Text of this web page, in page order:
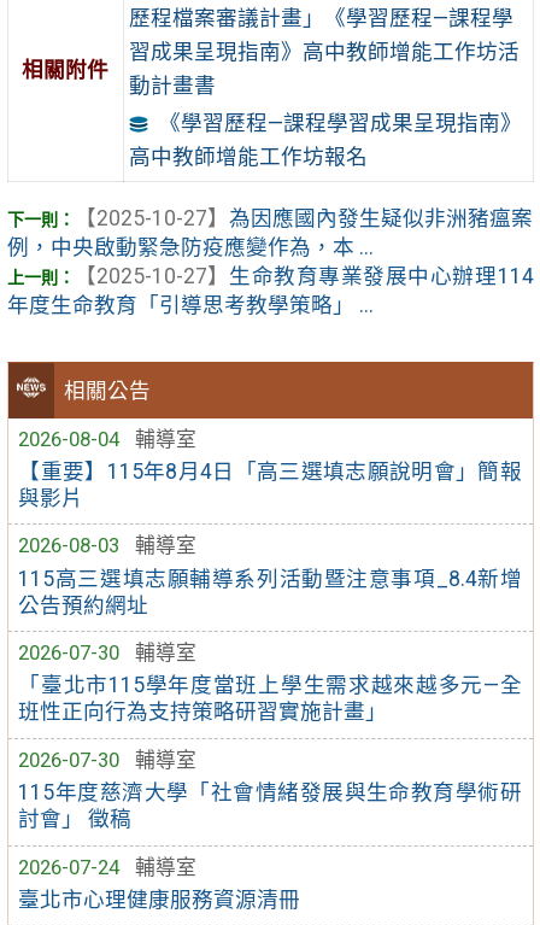
相關公告
2026-08-04
輔導室
【重要】115年8月4日「高三選填志願說明會」簡報
與影片
2026-08-03
輔導室
115高三選填志願輔導系列活動暨注意事項_8.4新增
公告預約網址
2026-07-30
輔導室
「臺北市115學年度當班上學生需求越來越多元—全
班性正向行為支持策略研習實施計畫」
2026-07-30
輔導室
115年度慈濟大學「社會情緒發展與生命教育學術研
討會」 徵稿
2026-07-24
輔導室
臺北市心理健康服務資源清冊
相關附件
歷程檔案審議計畫」《學習歷程—課程學
習成果呈現指南》高中教師增能工作坊活
動計畫書
《學習歷程—課程學習成果呈現指南》
高中教師增能工作坊報名
【2025-10-27】 為因應國內發生疑似非洲豬瘟案
例，中央啟動緊急防疫應變作為，本 ...
【2025-10-27】 生命教育專業發展中心辦理114
年度生命教育「引導思考教學策略」 ...